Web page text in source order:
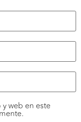
web en este